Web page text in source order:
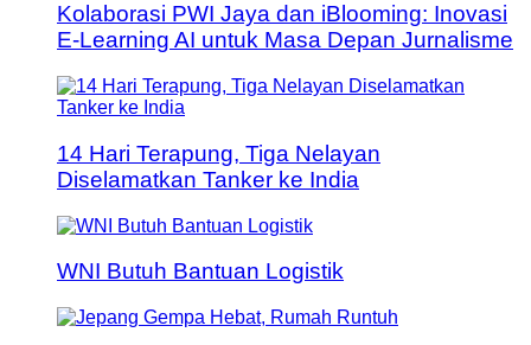
Kolaborasi PWI Jaya dan iBlooming: Inovasi
E-Learning AI untuk Masa Depan Jurnalisme
14 Hari Terapung, Tiga Nelayan
Diselamatkan Tanker ke India
WNI Butuh Bantuan Logistik